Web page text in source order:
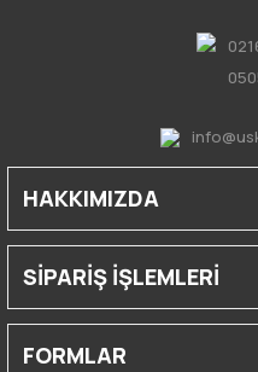
HAKKIMIZDA
SİPARİŞ İŞLEMLERİ
FORMLAR